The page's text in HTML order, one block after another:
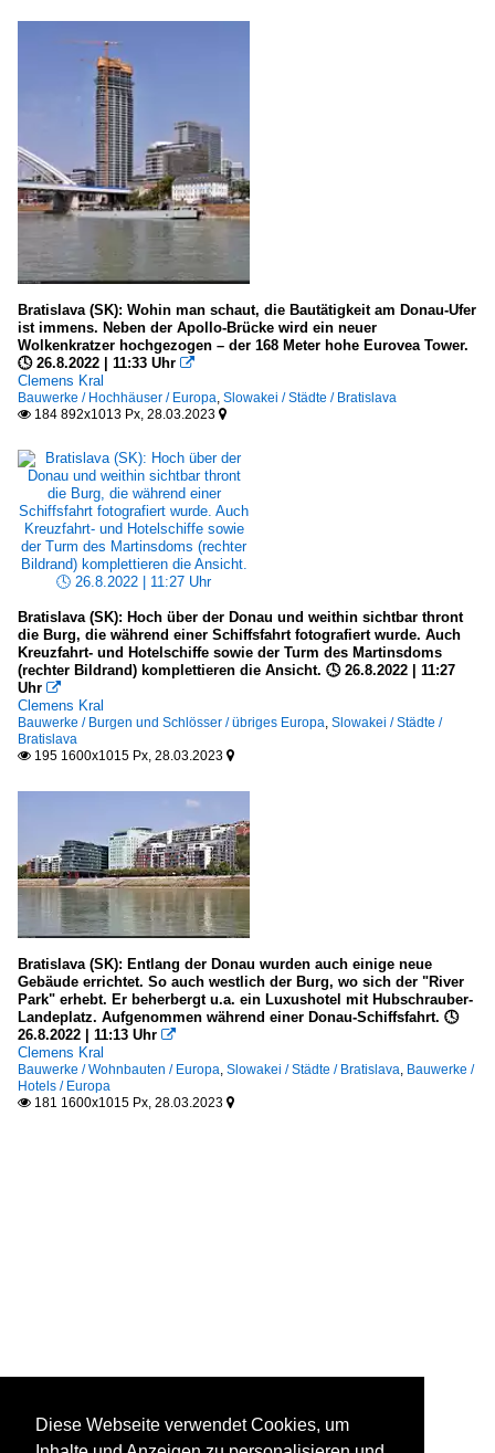
Bratislava (SK): Wohin man schaut, die Bautätigkeit am Donau-Ufer
ist immens. Neben der Apollo-Brücke wird ein neuer
Wolkenkratzer hochgezogen – der 168 Meter hohe Eurovea Tower.
🕓 26.8.2022 | 11:33 Uhr 
Clemens Kral
Bauwerke / Hochhäuser / Europa, Slowakei / Städte / Bratislava
 184 892x1013 Px, 28.03.2023 
Bratislava (SK): Hoch über der Donau und weithin sichtbar thront
die Burg, die während einer Schiffsfahrt fotografiert wurde. Auch
Kreuzfahrt- und Hotelschiffe sowie der Turm des Martinsdoms
(rechter Bildrand) komplettieren die Ansicht. 🕓 26.8.2022 | 11:27
Uhr 
Clemens Kral
Bauwerke / Burgen und Schlösser / übriges Europa, Slowakei / Städte /
Bratislava
 195 1600x1015 Px, 28.03.2023 
Bratislava (SK): Entlang der Donau wurden auch einige neue
Gebäude errichtet. So auch westlich der Burg, wo sich der "River
Park" erhebt. Er beherbergt u.a. ein Luxushotel mit Hubschrauber-
Landeplatz. Aufgenommen während einer Donau-Schiffsfahrt. 🕓
26.8.2022 | 11:13 Uhr 
Clemens Kral
Bauwerke / Wohnbauten / Europa, Slowakei / Städte / Bratislava, Bauwerke /
Hotels / Europa
 181 1600x1015 Px, 28.03.2023 
Diese Webseite verwendet Cookies, um